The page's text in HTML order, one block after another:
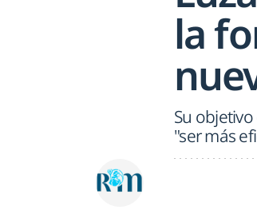
la
Su
"ser más